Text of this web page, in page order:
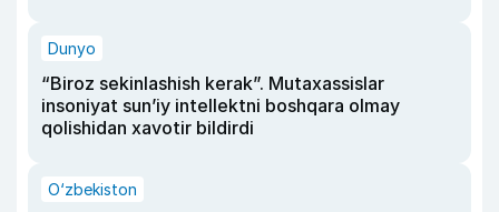
Dunyo
“Biroz sekinlashish kerak”. Mutaxassislar
insoniyat sun’iy intellektni boshqara olmay
qolishidan xavotir bildirdi
O‘zbekiston